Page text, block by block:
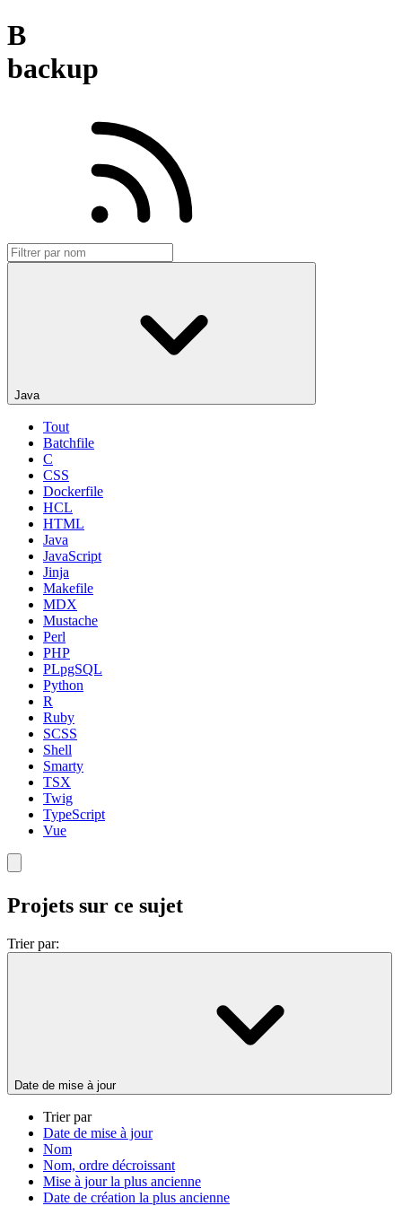
B
backup
Java
Tout
Batchfile
C
CSS
Dockerfile
HCL
HTML
Java
JavaScript
Jinja
Makefile
MDX
Mustache
Perl
PHP
PLpgSQL
Python
R
Ruby
SCSS
Shell
Smarty
TSX
Twig
TypeScript
Vue
Projets sur ce sujet
Trier par:
Date de mise à jour
Trier par
Date de mise à jour
Nom
Nom, ordre décroissant
Mise à jour la plus ancienne
Date de création la plus ancienne